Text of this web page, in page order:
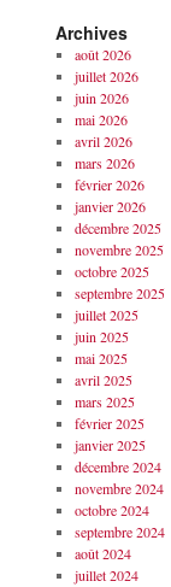
Archives
août 2026
juillet 2026
juin 2026
mai 2026
avril 2026
mars 2026
février 2026
janvier 2026
décembre 2025
novembre 2025
octobre 2025
septembre 2025
juillet 2025
juin 2025
mai 2025
avril 2025
mars 2025
février 2025
janvier 2025
décembre 2024
novembre 2024
octobre 2024
septembre 2024
août 2024
juillet 2024